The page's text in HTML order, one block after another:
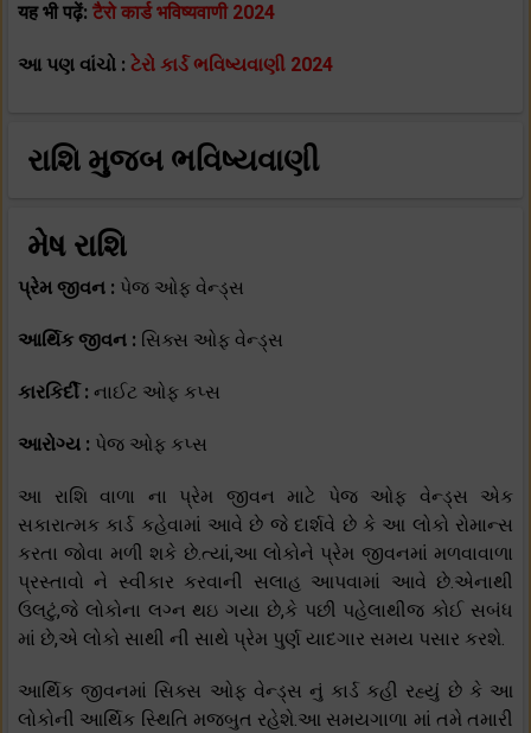
यह भी पढ़ें: टैरो कार्ड भविष्यवाणी 2024
આ પણ વાંચો : ટેરો કાર્ડ ભવિષ્યવાણી 2024
રાશિ મુજબ ભવિષ્યવાણી
મેષ રાશિ
પ્રેમ જીવન : પેજ ઓફ વેન્ડ્સ
આર્થિક જીવન : સિક્સ ઓફ વેન્ડ્સ
કારકિર્દી : નાઈટ ઓફ કપ્સ
આરોગ્ય : પેજ ઓફ કપ્સ
આ રાશિ વાળા ના પ્રેમ જીવન માટે પેજ ઓફ વેન્ડ્સ એક
સકારાત્મક કાર્ડ કહેવામાં આવે છે જે દાર્શવે છે કે આ લોકો રોમાન્સ
કરતા જોવા મળી શકે છે.ત્યાં,આ લોકોને પ્રેમ જીવનમાં મળવાવાળા
પ્રસ્તાવો ને સ્વીકાર કરવાની સલાહ આપવામાં આવે છે.એનાથી
ઉલટું,જે લોકોના લગ્ન થઇ ગયા છે,કે પછી પહેલાથીજ કોઈ સબંધ
માં છે,એ લોકો સાથી ની સાથે પ્રેમ પુર્ણ યાદગાર સમય પસાર કરશે.
આર્થિક જીવનમાં સિક્સ ઓફ વેન્ડ્સ નું કાર્ડ કહી રહ્યું છે કે આ
લોકોની આર્થિક સ્થિતિ મજબુત રહેશે.આ સમયગાળા માં તમે તમારી